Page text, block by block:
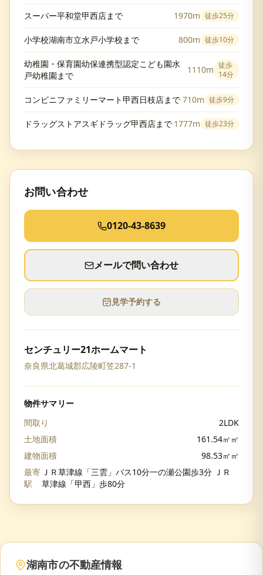
スーパー平和堂甲西店まで 1970m 徒歩25分
小学校湖南市立水戸小学校まで 800m 徒歩10分
幼稚園・保育園幼保連携型認定こども園水
戸幼稚園まで
1110m 徒歩
14分
コンビニファミリーマート甲西日枝店まで 710m 徒歩9分
ドラッグストアスギドラッグ甲西店まで 1777m 徒歩23分
お問い合わせ
0120-43-8639
メールで問い合わせ
見学予約する
センチュリー21ホームマート
奈良県北葛城郡広陵町笠287-1
物件サマリー
間取り
2LDK
土地面積
161.54㎡㎡
建物面積
98.53㎡㎡
最寄
駅
ＪＲ草津線「三雲」バス10分一の瀬公園歩3分 ＪＲ
草津線「甲西」歩80分
湖南市の不動産情報